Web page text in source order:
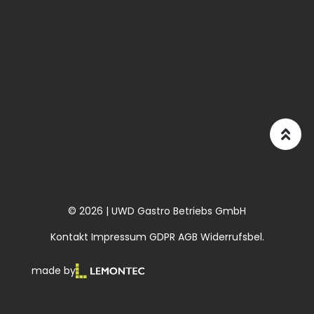
© 2026 | UWD Gastro Betriebs GmbH
Kontakt Impressum GDPR AGB Widerrufsbel.
made by